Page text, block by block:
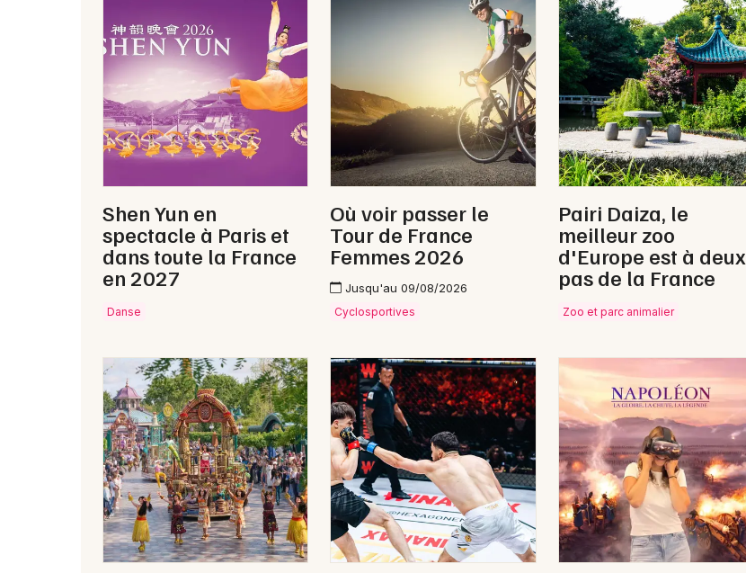
Interactives & immersives en Normandie
Newsletter des sorties
Artistes en tournée
Actus à Saint-Hilaire-du-Harcouët
Magazine à Saint-Hilaire-du-Harcouët
50 - Manche
Choisir mes départements
Shen Yun en
spectacle à Paris et
dans toute la France
en 2027
Danse
Où voir passer le
Tour de France
Femmes 2026
Jusqu'au 09/08/2026
Cyclosportives
Pairi Daiza, le
meilleur zoo
d'Europe est à deux
pas de la France
Zoo et parc animalier